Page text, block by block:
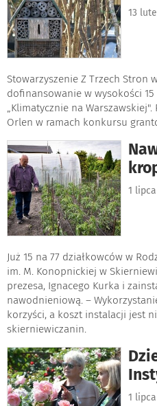
13
Stowarzyszenie Z Trzech Stron
dofinansowanie w wysokości
„Klimatycznie na
Orlen w ramach konkursu
1
Już 15 na 77 działkowców w
im. M. Konopnickiej w
prezesa, Ignacego Kurka i
nawodnieniową. –
korzyści, a koszt instalacji jest
skierniewiczanin.
1